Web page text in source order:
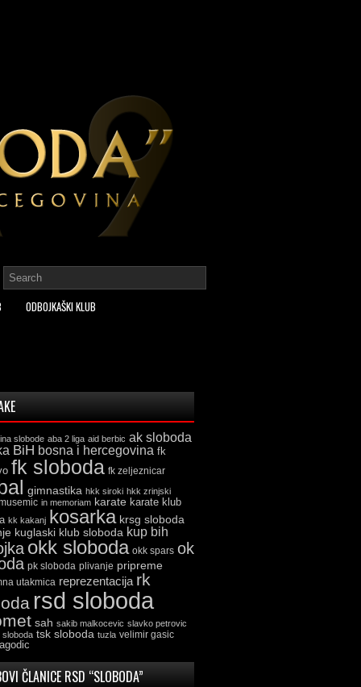
ODBOJKAŠKI KLUB
slobode aba 2 liga aid berbic ak sloboda
BiH bosna i hercegovina fk
fk sloboda fk zeljeznicar
gimnastika hkk siroki hkk zrinjski
in memoriam karate karate klub
kk kakanj kosarka krsg sloboda
kuglaski klub sloboda kup bih
okk sloboda okk spars ok
pk sloboda plivanje pripreme
utakmica reprezentacija rk
rsd sloboda
sah sakib malkocevic slavko petrovic
sloboda tsk sloboda tuzla velimir gasic
ČLANICE RSD “SLOBODA”